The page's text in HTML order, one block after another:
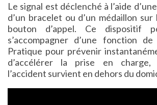
Le signal est déclenché à l’aide
d’un bracelet ou d’un médaillon
bouton d’appel. Ce dispositif
s’accompagner d’une fonction de
Pratique pour prévenir
d’accélérer la prise en charge,
l’accident survient en dehors du